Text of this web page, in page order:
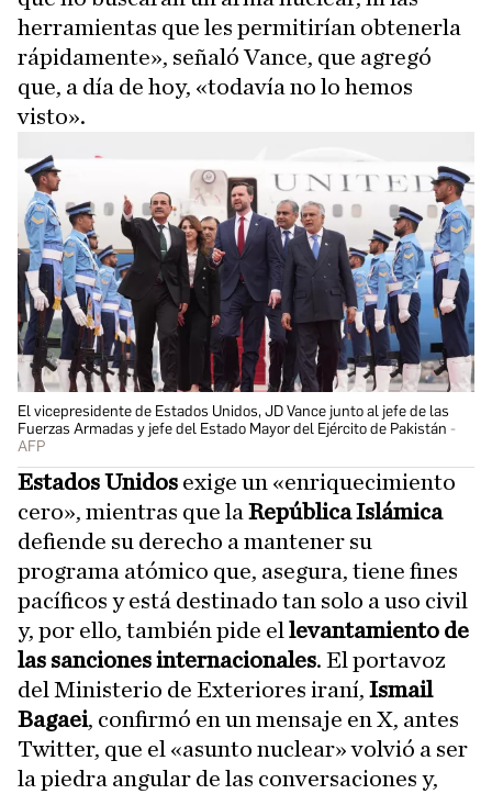
herramientas que les permitirían obtenerla
rápidamente», señaló Vance, que agregó
que, a día de hoy, «todavía no lo hemos
visto».
El vicepresidente de Estados Unidos, JD Vance junto al jefe de las
Fuerzas Armadas y jefe del Estado Mayor del Ejército de Pakistán
AFP
Estados Unidos exige un «enriquecimiento
cero», mientras que la República Islámica
defiende su derecho a mantener su
programa atómico que, asegura, tiene fines
pacíficos y está destinado tan solo a uso civil
y, por ello, también pide el levantamiento de
las sanciones internacionales. El portavoz
del Ministerio de Exteriores iraní, Ismail
Bagaei, confirmó en un mensaje en X, antes
Twitter, que el «asunto nuclear» volvió a ser
la piedra angular de las conversaciones y,